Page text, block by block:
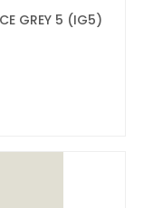
GREY 5 (IG5)